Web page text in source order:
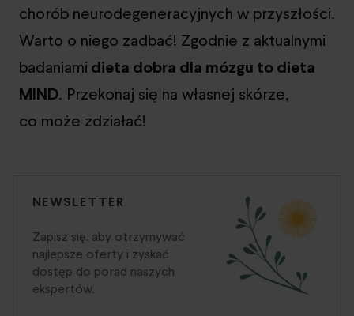
chorób neurodegeneracyjnych w przyszłości.
Warto o niego zadbać! Zgodnie z aktualnymi
badaniami dieta dobra dla mózgu to dieta
MIND. Przekonaj się na własnej skórze,
co może zdziałać!
NEWSLETTER
Zapisz się, aby otrzymywać
najlepsze oferty i zyskać
dostęp do porad naszych
ekspertów.